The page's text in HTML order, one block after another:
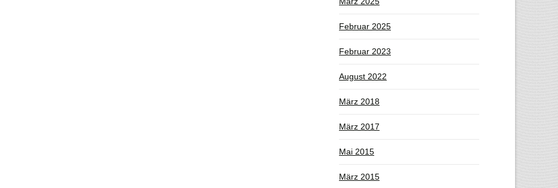
Februar 2025
Februar 2023
August 2022
März 2018
März 2017
Mai 2015
März 2015